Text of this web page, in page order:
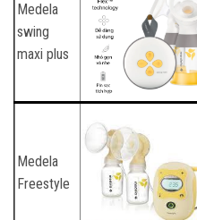
Medela
swing
maxi plus
Medela
Freestyle